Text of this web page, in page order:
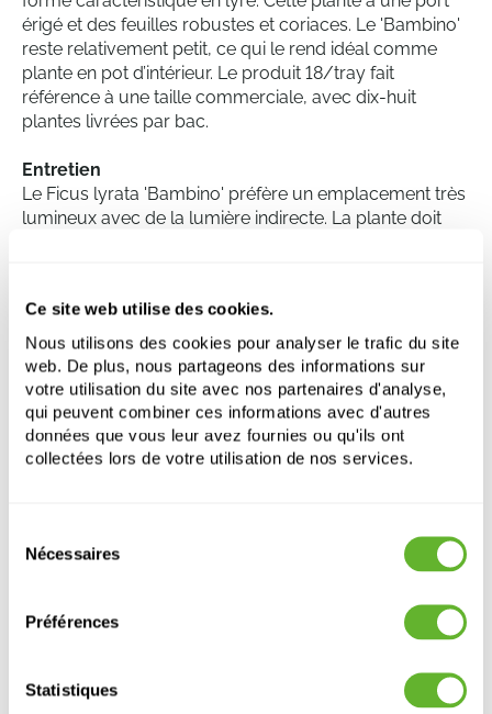
Ce site web utilise des cookies.
Nous utilisons des cookies pour analyser le trafic du site
web. De plus, nous partageons des informations sur
votre utilisation du site avec nos partenaires d'analyse,
qui peuvent combiner ces informations avec d'autres
données que vous leur avez fournies ou qu'ils ont
collectées lors de votre utilisation de nos services.
Nécessaires
Préférences
Statistiques
érigé et des feuilles robustes et coriaces. Le 'Bambino'
reste relativement petit, ce qui le rend idéal comme
plante en pot d’intérieur. Le produit 18/tray fait
référence à une taille commerciale, avec dix-huit
plantes livrées par bac.
Entretien
Le Ficus lyrata 'Bambino' préfère un emplacement très
lumineux avec de la lumière indirecte. La plante doit
humide. Un bon drainage est nécessaire pour éviter la
pourriture des racines. Il est conseillé de vérifier
régulièrement la présence de poussière sur les feuilles
afin de favoriser une croissance saine.
Ficus lyrata 'Bambino' 18/tray
Pot:
9/8